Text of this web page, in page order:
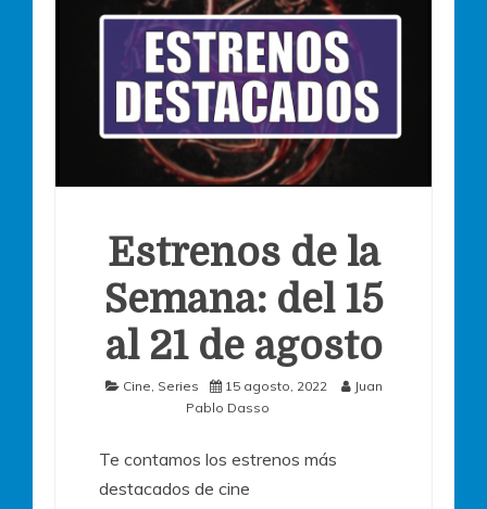
Estrenos de la
Semana: del 15
al 21 de agosto
Cine Series 15 agosto, 2022
Juan
Pablo Dasso
Te contamos los estrenos más
destacados de cine